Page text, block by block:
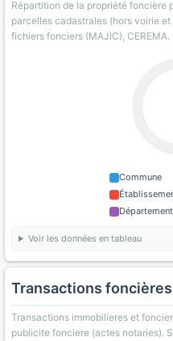
Répartition de la propriété foncière
parcelles cadastrales (hors voirie
fichiers fonciers (MAJIC), CEREMA.
Commune
Département
Voir les données en tableau
Transactions foncières
Transactions immobilieres et
publicite fonciere (actes notaries).